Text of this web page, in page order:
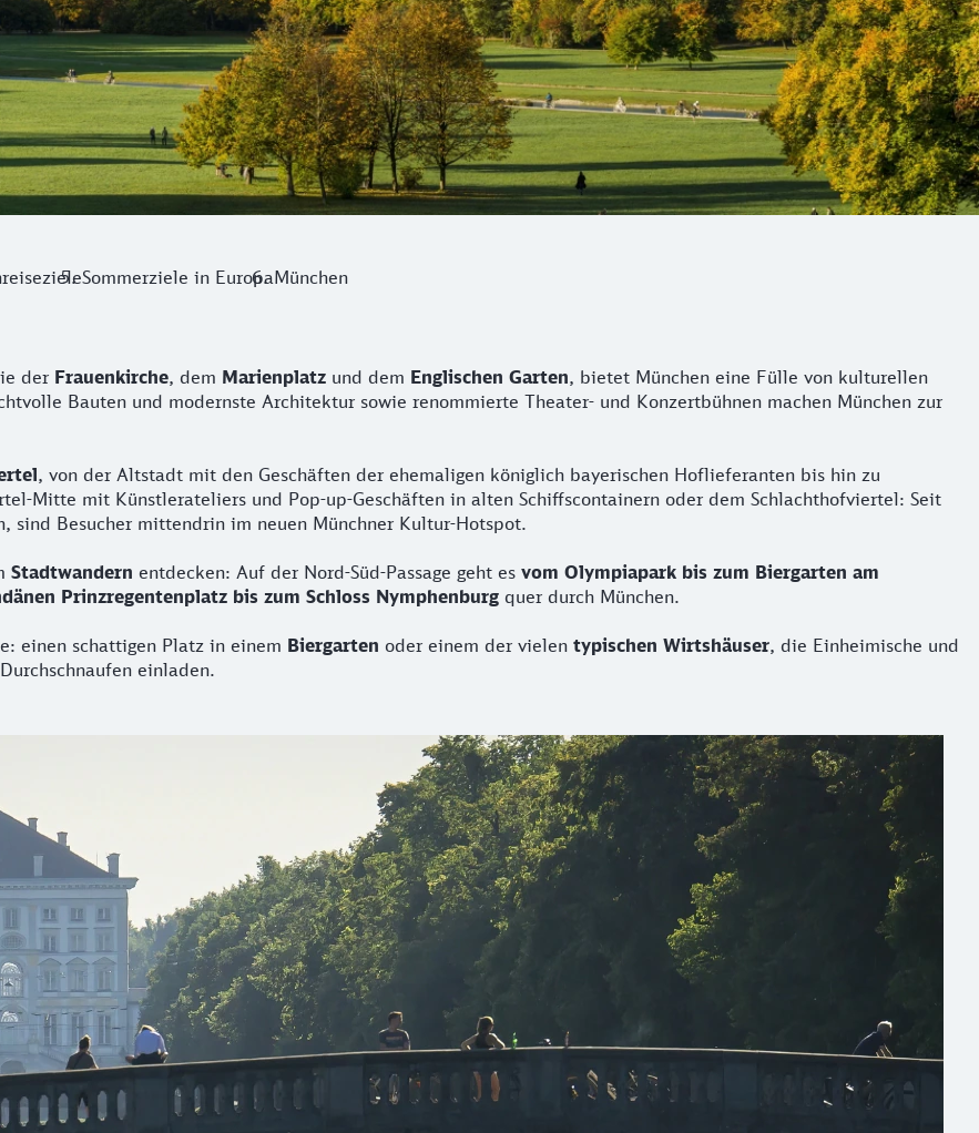
Sommerziele in EuropaMünchen
der Frauenkirche, dem Marienplatz und dem Englischen Garten, bietet München eine Fülle von kulturellen
Bauten und modernste Architektur sowie renommierte Theater- und Konzertbühnen machen München zur
, von der Altstadt mit den Geschäften der ehemaligen königlich bayerischen Hoflieferanten bis hin zu
Mitte mit Künstlerateliers und Pop-up-Geschäften in alten Schiffscontainern oder dem Schlachthofviertel: Seit
Besucher mittendrin im neuen Münchner Kultur-Hotspot.
Stadtwandern entdecken: Auf der Nord-Süd-Passage geht es vom Olympiapark bis zum Biergarten am
Prinzregentenplatz bis zum Schloss Nymphenburg quer durch München.
einen schattigen Platz in einem Biergarten oder einem der vielen typischen Wirtshäuser, die Einheimische und
einladen.